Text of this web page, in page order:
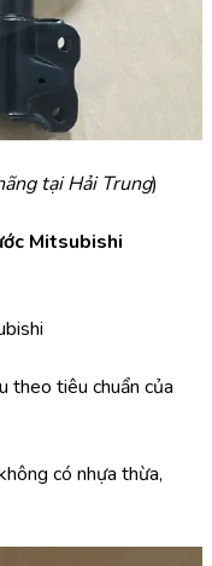
tại Hải Trung)
Mitsubishi
theo tiêu chuẩn của
có nhựa thừa,